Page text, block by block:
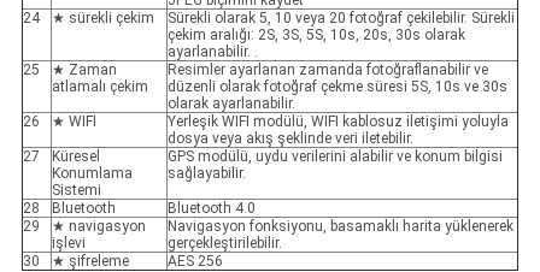
24
★ sürekli çekim
Sürekli olarak 5, 10 veya 20 fotoğraf çekilebilir. Sürekli
çekim aralığı: 2S, 3S, 5S, 10s, 20s, 30s olarak
ayarlanabilir. .
25
★ Zaman
atlamalı çekim
Resimler ayarlanan zamanda fotoğraflanabilir ve
düzenli olarak fotoğraf çekme süresi 5S, 10s ve 30s
olarak ayarlanabilir.
26
★ WIFI
Yerleşik WIFI modülü, WIFI kablosuz iletişimi yoluyla
dosya veya akış şeklinde veri iletebilir.
27
Küresel
Konumlama
Sistemi
GPS modülü, uydu verilerini alabilir ve konum bilgisi
sağlayabilir.
28 Bluetooth
Bluetooth 4.0
29
★ navigasyon
işlevi
Navigasyon fonksiyonu, basamaklı harita yüklenerek
gerçekleştirilebilir.
30
★ şifreleme AES 256